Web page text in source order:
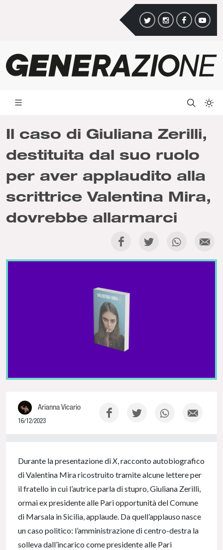
Il caso di Giuliana Zerilli,
destituita dal suo ruolo
per aver applaudito alla
scrittrice Valentina Mira,
dovrebbe allarmarci
Arianna Vicario
16/12/2023
Durante la presentazione di X , racconto autobiografico
di Valentina Mira ricostruito tramite alcune lettere per
il fratello in cui l’autrice parla di stupro, Giuliana Zerilli,
ormai ex presidente alle Pari opportunità del Comune
di Marsala in Sicilia, applaude. Da quell’applauso nasce
un caso politico: l’amministrazione di centro-destra la
solleva dall’incarico come presidente alle Pari